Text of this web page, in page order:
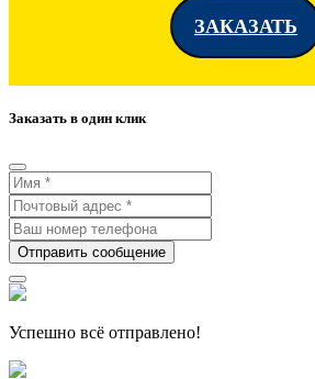
ЗАКАЗАТЬ
Заказать в один клик
Отправить сообщение
Успешно всё отправлено!